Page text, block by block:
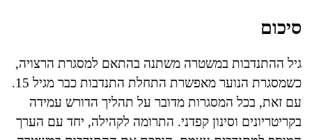
סיכום
גיל ההתנדבות במשטרה משתנה בהתאם למסגרת הרצויה,
כשמסגרת הנוער מאפשרת התחלת התנדבות כבר מגיל 15.
עם זאת, בכל המסגרות מדובר על תהליך הדורש עמידה
בקריטריונים וסינון קפדני. התרומה לקהילה, יחד עם הערך